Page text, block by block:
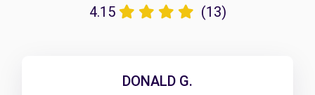
4.15 (13)
DONALD G.